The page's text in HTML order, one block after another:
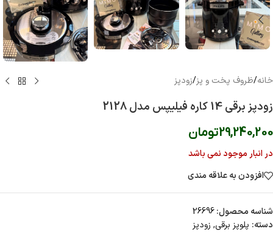
خانه/ظروف پخت و پز/زودپز
زودپز برقی 14 کاره فیلیپس مدل 2128
29,240,200تومان
در انبار موجود نمی باشد
افزودن به علاقه مندی
شناسه محصول:26696
دسته: پلوپز برقی, زودپز